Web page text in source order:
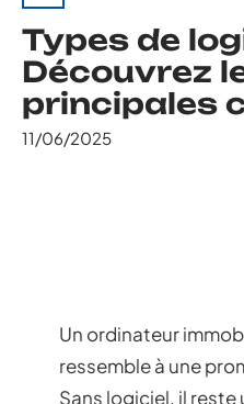
Types de
Découvrez
principales
11/06/2025
Un ordinateur
ressemble à une
Sans logiciel, il reste